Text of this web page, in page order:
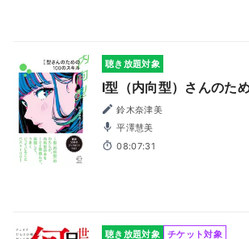
聴き放題対象
I型（内向型）さんのた
鈴木奈津美
平澤慧美
08:07:31
聴き放題対象 チケット対象